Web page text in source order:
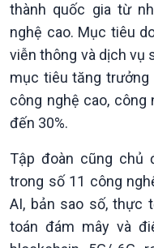
Xã hội
Tin Đời sống & Xã hội
360 độ Sức khỏe
Chuyển đổi Xanh
Tài nguyên và Môi trường
Chuyên gia của bạn
Bước chân đến trường
thành quốc gia từ
nghệ cao. Mục tiêu
viễn thông và dịch vụ
mục tiêu tăng
công nghệ cao, công
đến 30%.
Tập đoàn cũng chủ
trong số 11 công
AI, bản sao số, thực
toán đám mây và